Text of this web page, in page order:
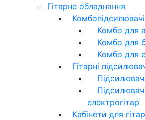
Гітарне обладнання
Комбопідсилювачі
Комбо для
Комбо для
Комбо для
Гітарні
електрогітар
Кабінети для гітар